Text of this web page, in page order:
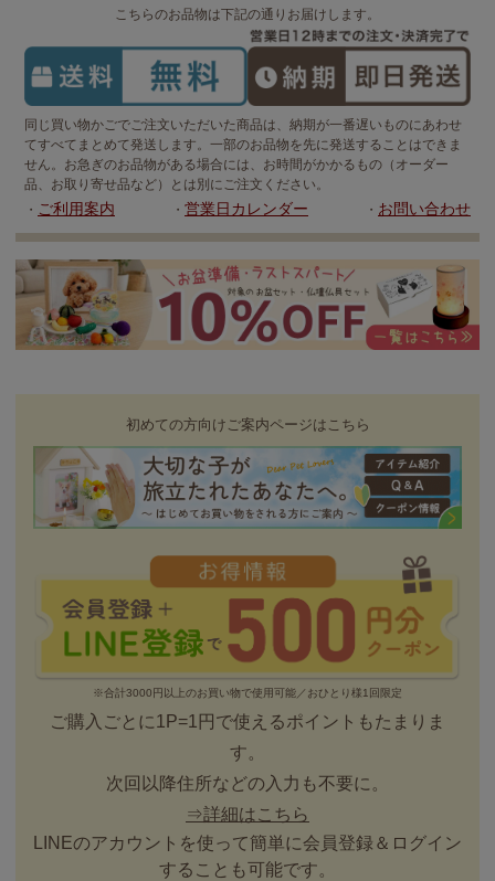
こちらのお品物は下記の通りお届けします。
同じ買い物かごでご注文いただいた商品は、納期が一番遅いものにあわせ
てすべてまとめて発送します。一部のお品物を先に発送することはできま
せん。お急ぎのお品物がある場合には、お時間がかかるもの（オーダー
品、お取り寄せ品など）とは別にご注文ください。
・ ご利用案内 ・ 営業日カレンダー ・ お問い合わせ
初めての方向けご案内ページはこちら
※合計3000円以上のお買い物で使用可能／おひとり様1回限定
ご購入ごとに1P=1円で使えるポイントもたまりま
す。
次回以降住所などの入力も不要に。
⇒詳細はこちら
LINEのアカウントを使って簡単に会員登録＆ログイン
することも可能です。